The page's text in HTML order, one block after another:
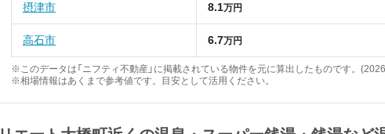
摂津市 8.1万円
高石市 6.7万円
※このデータは「ニフティ不動産」に掲載されている物件を元に算出したものです。
※相場情報はあくまで参考値です。目安として活用ください。